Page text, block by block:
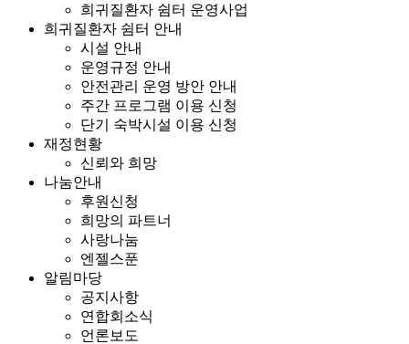
희귀질환자 쉼터 운영사업
희귀질환자 쉼터 안내
시설 안내
운영규정 안내
안전관리 운영 방안 안내
주간 프로그램 이용 신청
단기 숙박시설 이용 신청
재정현황
신뢰와 희망
나눔안내
후원신청
희망의 파트너
사랑나눔
엔젤스푼
알림마당
공지사항
연합회소식
언론보도